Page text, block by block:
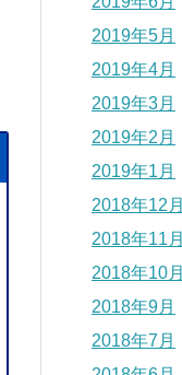
2019年5月
2019年4月
2019年3月
2019年2月
2019年1月
2018年12月
2018年11月
2018年10月
2018年9月
2018年7月